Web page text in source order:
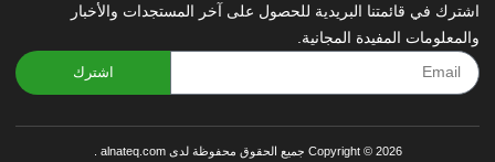
اشترك في قائمتنا البريدية للحصول على آخر المستجدات والأخبار
والمعلومات المفيدة المجانية.
اشترك
Copyright © 2026 جميع الحقوق محفوظة لدى alnateq.com .